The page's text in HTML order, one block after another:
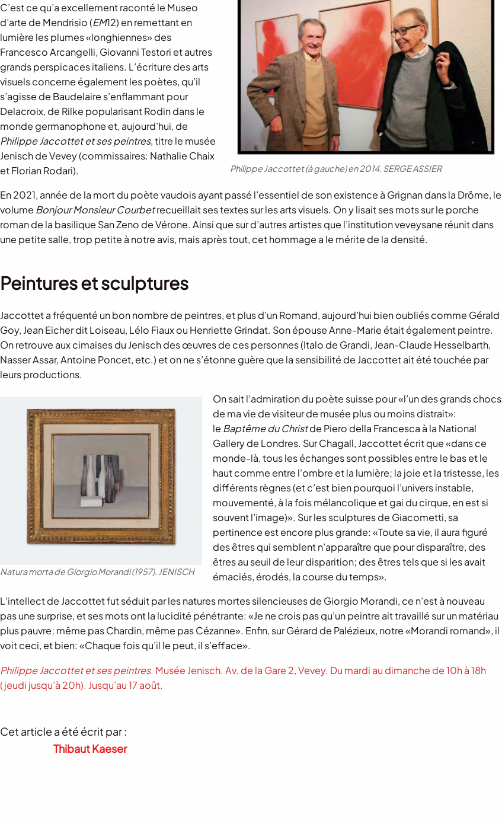
Philippe Jaccottet (à gauche) en 2014. SERGE ASSIER
C’est ce qu’a excellement raconté le Museo
d’arte de Mendrisio (EM12) en remettant en
lumière les plumes «longhiennes» des
Francesco Arcangelli, Giovanni Testori et autres
grands perspicaces italiens. L’écriture des arts
visuels concerne également les poètes, qu’il
s’agisse de Baudelaire s’enflammant pour
Delacroix, de Rilke popularisant Rodin dans le
monde germanophone et, aujourd’hui, de
Philippe Jaccottet et ses peintres, titre le musée
Jenisch de Vevey (commissaires: Nathalie Chaix
et Florian Rodari).
En 2021, année de la mort du poète vaudois ayant passé l’essentiel de son existence à Grignan dans la Drôme, le
volume Bonjour Monsieur Courbetrecueillait ses textes sur les arts visuels. On y lisait ses mots sur le porche
roman de la basilique San Zeno de Vérone. Ainsi que sur d’autres artistes que l’institution veveysane réunit dans
une petite salle, trop petite à notre avis, mais après tout, cet hommage a le mérite de la densité.
Peintures et sculptures
Jaccottet a fréquenté un bon nombre de peintres, et plus d’un Romand, aujourd’hui bien oubliés comme Gérald
Goy, Jean Eicher dit Loiseau, Lélo Fiaux ou Henriette Grindat. Son épouse Anne-Marie était également peintre.
On retrouve aux cimaises du Jenisch des œuvres de ces personnes (Italo de Grandi, Jean-Claude Hesselbarth,
Nasser Assar, Antoine Poncet, etc.) et on ne s’étonne guère que la sensibilité de Jaccottet ait été touchée par
leurs productions.
Natura morta de Giorgio Morandi (1957). JENISCH
On sait l’admiration du poète suisse pour «l’un des grands chocs
de ma vie de visiteur de musée plus ou moins distrait»:
le Baptême du Christde Piero della Francesca à la National
Gallery de Londres. Sur Chagall, Jaccottet écrit que «dans ce
monde-là, tous les échanges sont possibles entre le bas et le
haut comme entre l’ombre et la lumière; la joie et la tristesse, les
différents règnes (et c’est bien pourquoi l’univers instable,
mouvementé, à la fois mélancolique et gai du cirque, en est si
souvent l’image)». Sur les sculptures de Giacometti, sa
pertinence est encore plus grande: «Toute sa vie, il aura figuré
des êtres qui semblent n’apparaître que pour disparaître, des
êtres au seuil de leur disparition; des êtres tels que si les avait
émaciés, érodés, la course du temps».
L’intellect de Jaccottet fut séduit par les natures mortes silencieuses de Giorgio Morandi, ce n’est à nouveau
pas une surprise, et ses mots ont la lucidité pénétrante: «Je ne crois pas qu’un peintre ait travaillé sur un matériau
plus pauvre; même pas Chardin, même pas Cézanne». Enfin, sur Gérard de Palézieux, notre «Morandi romand», il
voit ceci, et bien: «Chaque fois qu’il le peut, il s’efface».
Philippe Jaccottet et ses peintres. Musée Jenisch. Av. de la Gare 2, Vevey. Du mardi au dimanche de 10h à 18h
(jeudi jusqu’à 20h). Jusqu’au 17 août.
Cet article a été écrit par :
Thibaut Kaeser